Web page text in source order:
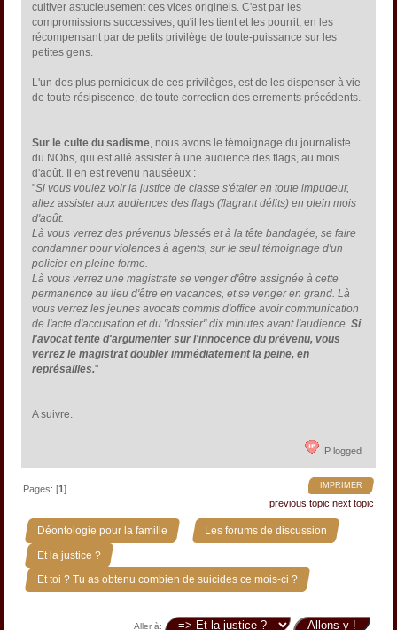
cultiver astucieusement ces vices originels. C'est par les
compromissions successives, qu'il les tient et les pourrit, en les
récompensant par de petits privilège de toute-puissance sur les
petites gens.
L'un des plus pernicieux de ces privilèges, est de les dispenser à vie
de toute résipiscence, de toute correction des errements précédents.
Sur le culte du sadisme, nous avons le témoignage du journaliste
du NObs, qui est allé assister à une audience des flags, au mois
d'août. Il en est revenu nauséeux :
"Si vous voulez voir la justice de classe s'étaler en toute impudeur,
allez assister aux audiences des flags (flagrant délits) en plein mois
d'août.
Là vous verrez des prévenus blessés et à la tête bandagée, se faire
condamner pour violences à agents, sur le seul témoignage d'un
policier en pleine forme.
Là vous verrez une magistrate se venger d'être assignée à cette
permanence au lieu d'être en vacances, et se venger en grand. Là
vous verrez les jeunes avocats commis d'office avoir communication
de l'acte d'accusation et du "dossier" dix minutes avant l'audience.Si
l'avocat tente d'argumenter sur l'innocence du prévenu, vous
verrez le magistrat doubler immédiatement la peine, en
représailles."
A suivre.
IP logged
IMPRIMER
Pages: [1]
previous topic next topic
Déontologie pour la famille » Les forums de discussion »
Et la justice ? »
Et toi ? Tu as obtenu combien de suicides ce mois-ci ?
Aller à: